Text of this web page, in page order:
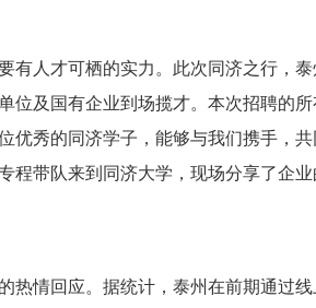
有人才可栖的实力。此次同济之行，
位及国有企业到场揽才。本次招聘的
优秀的同济学子，能够与我们携手，
程带队来到同济大学，现场分享了企
热情回应。据统计，泰州在前期通过